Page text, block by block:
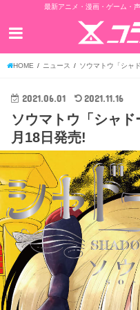
最新アニメ・漫画・ゲーム・
HOME ニュース ソウマトウ「シャ
2021.06.01 2021.11.16
ソウマトウ「シャ
月18日発売!